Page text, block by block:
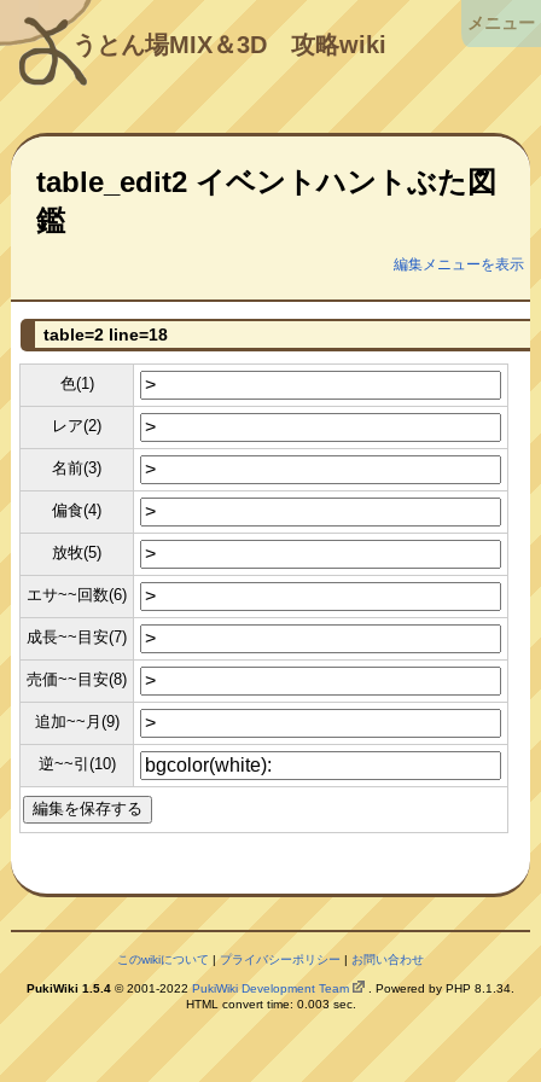
うとん場MIX＆3D攻略wiki
table_edit2 イベントハントぶた図
鑑
編集メニューを表示
table=2 line=18
色(1)
レア(2)
名前(3)
偏食(4)
放牧(5)
エサ~~回数(6)
成長~~目安(7)
売価~~目安(8)
追加~~月(9)
逆~~引(10)
このwikiについて |プライバシーポリシー | お問い合わせ
PukiWiki 1.5.4 © 2001-2022PukiWiki Development Team
. Powered by PHP 8.1.34.
HTML convert time: 0.003 sec.
メニュー